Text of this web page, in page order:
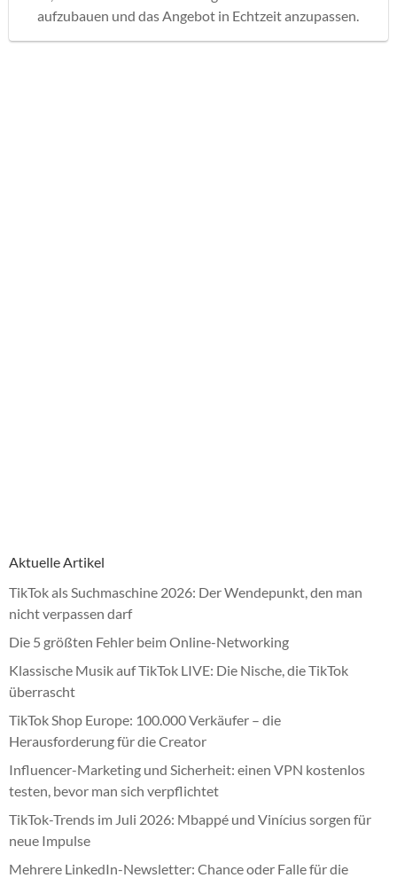
aufzubauen und das Angebot in Echtzeit anzupassen.
Aktuelle Artikel
TikTok als Suchmaschine 2026: Der Wendepunkt, den man
nicht verpassen darf
Die 5 größten Fehler beim Online-Networking
Klassische Musik auf TikTok LIVE: Die Nische, die TikTok
überrascht
TikTok Shop Europe: 100.000 Verkäufer – die
Herausforderung für die Creator
Influencer-Marketing und Sicherheit: einen VPN kostenlos
testen, bevor man sich verpflichtet
TikTok-Trends im Juli 2026: Mbappé und Vinícius sorgen für
neue Impulse
Mehrere LinkedIn-Newsletter: Chance oder Falle für die